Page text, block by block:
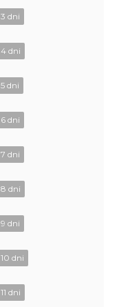
3 dni
4 dni
5 dni
6 dni
7 dni
8 dni
9 dni
10 dni
11 dni